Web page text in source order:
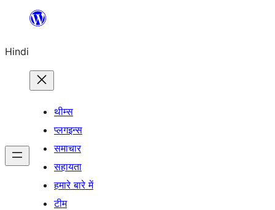
सामग्री
जाएं
Hindi
थीम्स
प्लगइन्स
समाचार
सहायता
हमारे बारे में
टीम